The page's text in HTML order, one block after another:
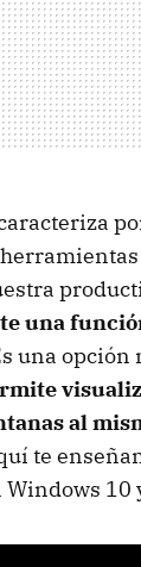
una
una opción
al
te
10